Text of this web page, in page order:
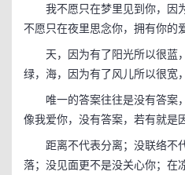
我不愿只在梦里见到你，因
不愿只在夜里思念你，拥有你的
天，因为有了阳光所以很蓝
绿，海，因为有了风儿所以很宽
唯一的答案往往是没有答案
像我爱你，没有答案，若有就是
距离不代表分离；没联络不
落；没见面更不是没关心你；在